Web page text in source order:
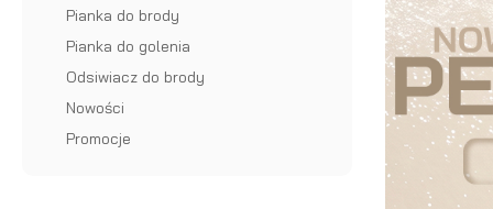
na
lato
Olejek
do
brody
brody
Nożyczki
wąsów
do brody
Pianka do brody
Pianka do golenia
Odsiwiacz do brody
Nowości
Promocje